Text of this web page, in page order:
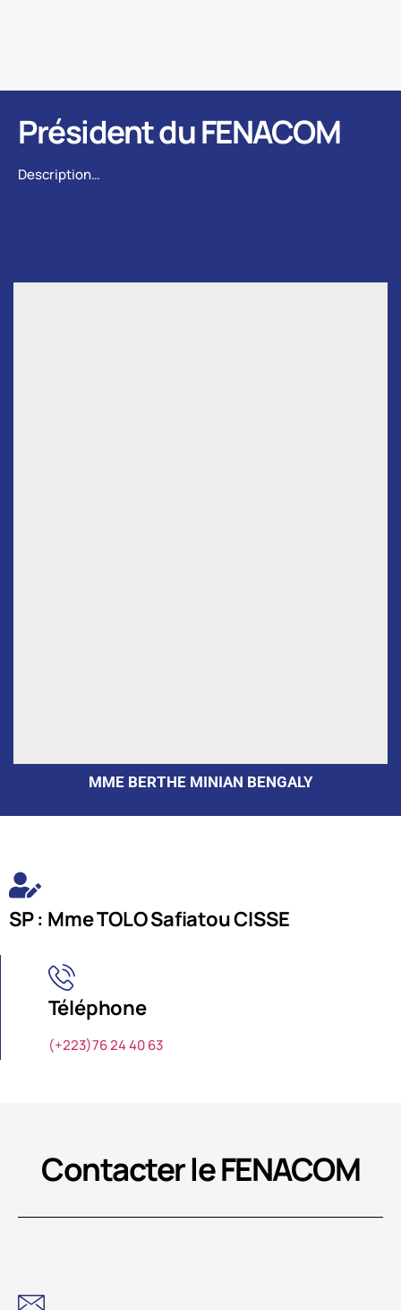
Président du FENACOM
Description…
MME BERTHE MINIAN BENGALY
SP : Mme TOLO Safiatou CISSE
Téléphone
(+223)76 24 40 63
Contacter le FENACOM